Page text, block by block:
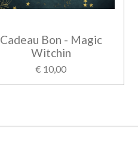
Cadeau Bon - Magic
Witchin
€ 10,00